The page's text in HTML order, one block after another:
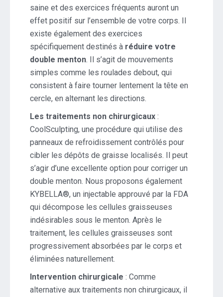
saine et des exercices fréquents auront un
effet positif sur l’ensemble de votre corps. Il
existe également des exercices
spécifiquement destinés à réduire votre
double menton. Il s’agit de mouvements
simples comme les roulades debout, qui
consistent à faire tourner lentement la tête en
cercle, en alternant les directions.
Les traitements non chirurgicaux :
CoolSculpting, une procédure qui utilise des
panneaux de refroidissement contrôlés pour
cibler les dépôts de graisse localisés. Il peut
s’agir d’une excellente option pour corriger un
double menton. Nous proposons également
KYBELLA®, un injectable approuvé par la FDA
qui décompose les cellules graisseuses
indésirables sous le menton. Après le
traitement, les cellules graisseuses sont
progressivement absorbées par le corps et
éliminées naturellement.
Intervention chirurgicale : Comme
alternative aux traitements non chirurgicaux, il